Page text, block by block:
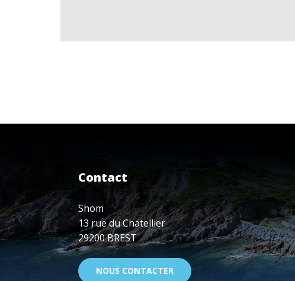
Contact
Shom
13 rue du Chatellier
29200 BREST
NOUS CONTACTER